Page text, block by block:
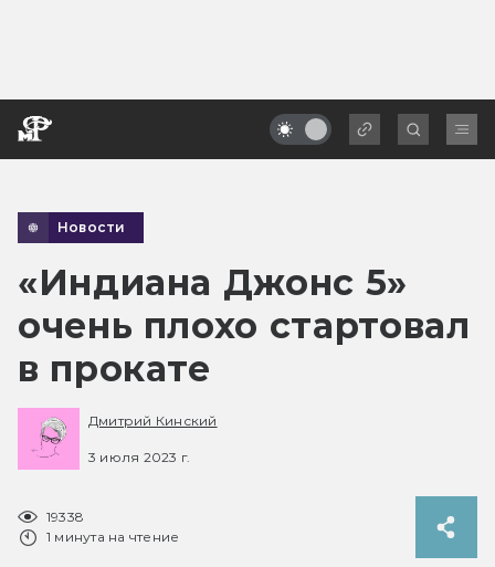
Новости
«Индиана Джонс 5»
очень плохо стартовал
в прокате
Дмитрий Кинский
3 июля 2023 г.
19338
1 минута на чтение